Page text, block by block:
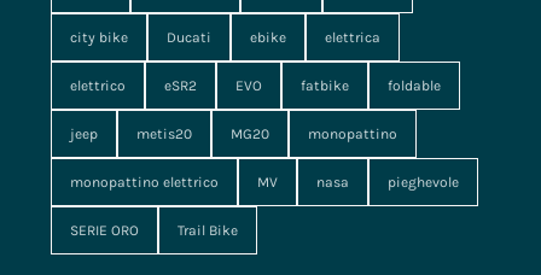
city bike Ducati ebike elettrica
elettrico eSR2 EVO fatbike foldable
jeep metis20 MG20 monopattino
monopattino elettrico MV nasa pieghevole
SERIE ORO Trail Bike